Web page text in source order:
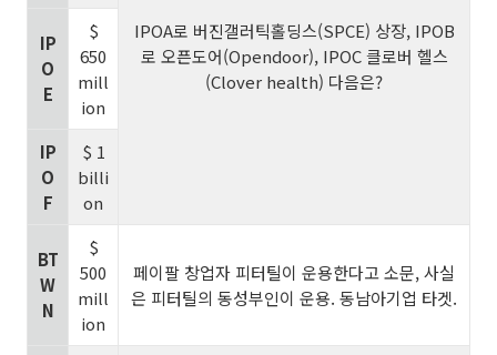
IPOA로 버진갤러틱홀딩스(SPCE) 상장, IPOB
로 오픈도어(Opendoor), IPOC 클로버 헬스
(Clover health) 다음은?
IP
O
E
$
650
mill
ion
IP
O
F
$ 1
billi
on
BT
W
N
$
500
mill
ion
페이팔 창업자 피터틸이 운용한다고 소문, 사실
은 피터틸의 동성부인이 운용. 동남아기업 타겟.